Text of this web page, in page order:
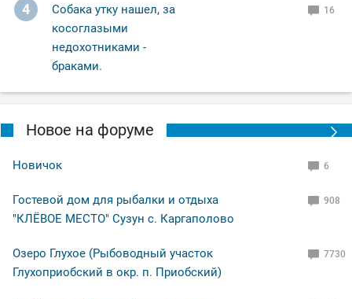
4
Собака утку нашел, за
косоглазыми
недохотниками -
браками.
16
Новое на форуме
Новичок 6
Гостевой дом для рыбалки и отдыха
"КЛЁВОЕ МЕСТО" Сузун с. Каргаполово
908
Озеро Глухое (Рыбоводный участок
Глухоприобский в окр. п. Приобский)
7730